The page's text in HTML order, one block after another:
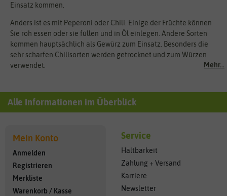
Mehr...
Einsatz kommen.
Anders ist es mit Peperoni oder Chili. Einige der Früchte können
Sie roh essen oder sie füllen und in Öl einlegen. Andere Sorten
kommen hauptsächlich als Gewürz zum Einsatz. Besonders die
sehr scharfen Chilisorten werden getrocknet und zum Würzen
verwendet.
Alle Informationen im Überblick
Mein Konto
Anmelden
Registrieren
Merkliste
Warenkorb / Kasse
Service
Haltbarkeit
Zahlung + Versand
Karriere
Newsletter